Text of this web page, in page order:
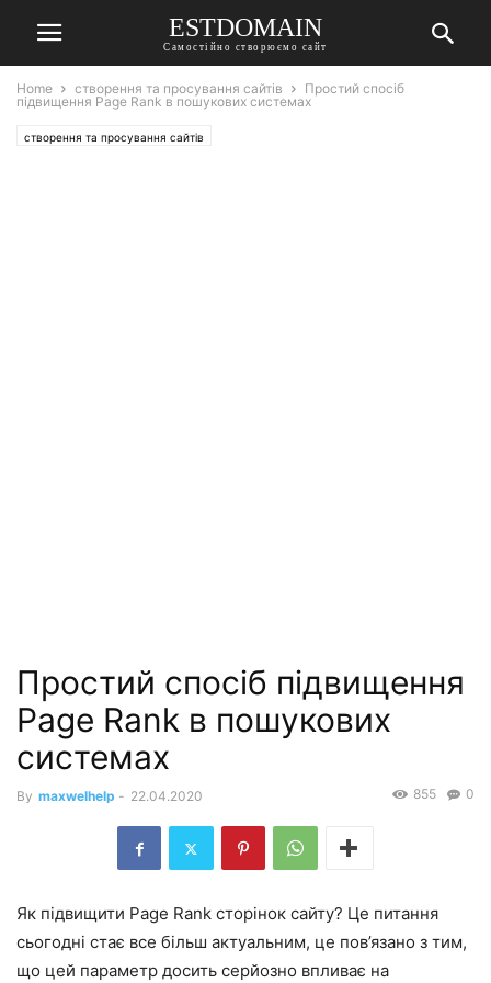
ESTDOMAIN
Самостійно створюємо сайт
Home створення та просування сайтів
Простий спосіб
підвищення Page Rank в пошукових системах
створення та просування сайтів
Простий спосіб підвищення
Page Rank в пошукових
системах
By maxwelhelp - 22.04.2020 0
855
Як підвищити Page Rank сторінок сайту? Це питання
сьогодні стає все більш актуальним, це пов’язано з тим,
що цей параметр досить серйозно впливає на